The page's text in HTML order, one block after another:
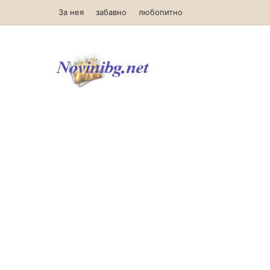
За нея забавно любопитно